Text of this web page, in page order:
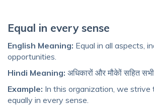
Equal in every sense
English Meaning: Equal in all aspects,
opportunities.
Hindi Meaning: अधिकारों और मौकेों सहित
Example: In this organization, we
equally in every sense.